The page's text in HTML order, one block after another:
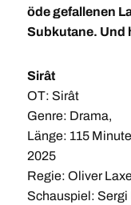
öde gefallenen
Subkutane. Und
Sirât
OT: Sirât
Genre: Drama,
Länge: 115
2025
Regie: Oliver
Schauspiel: Sergi